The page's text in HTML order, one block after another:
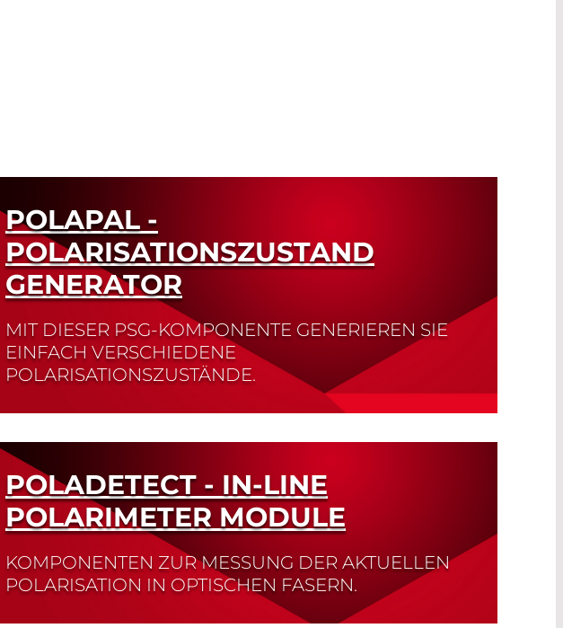
POLAPAL -
POLARISATIONSZUSTAND
GENERATOR
MIT DIESER PSG-KOMPONENTE GENERIEREN SIE
EINFACH VERSCHIEDENE
POLARISATIONSZUSTÄNDE.
Read More
POLADETECT - IN-LINE
POLARIMETER MODULE
KOMPONENTEN ZUR MESSUNG DER AKTUELLEN
POLARISATION IN OPTISCHEN FASERN.